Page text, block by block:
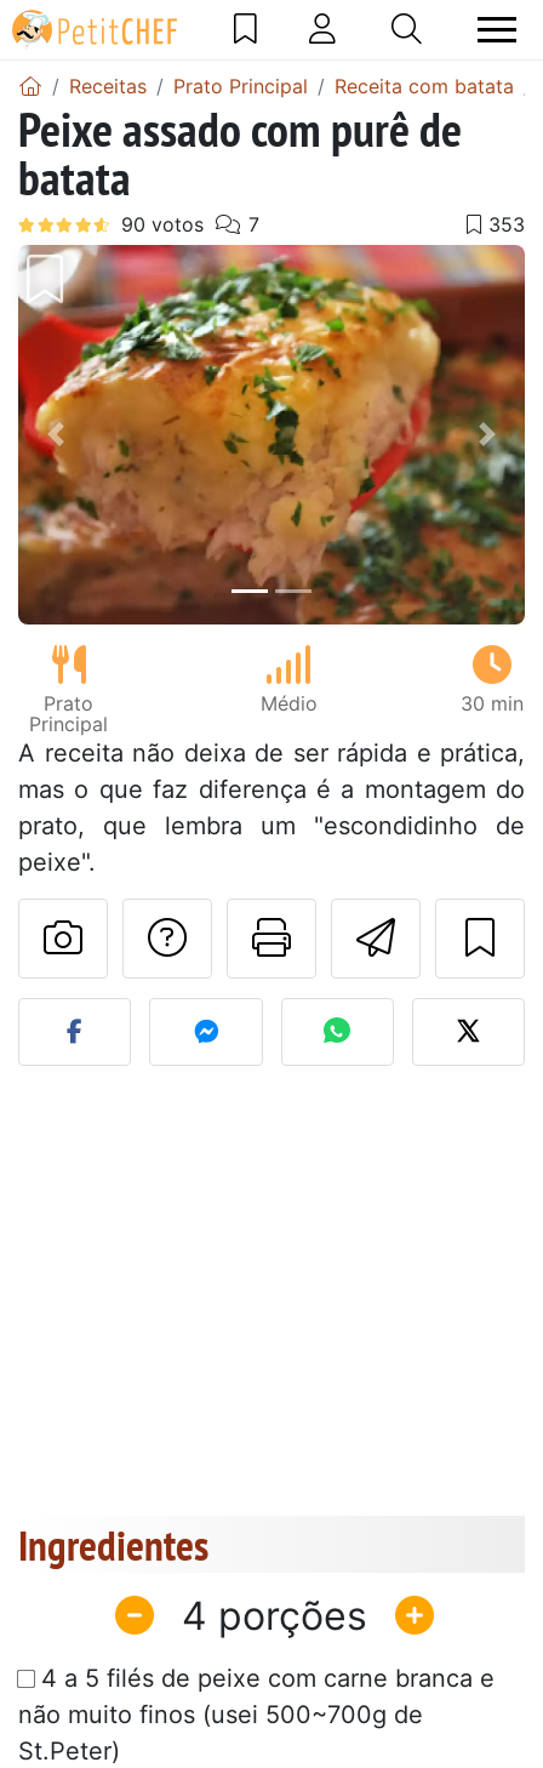
Receitas Prato Principal Receita com batata
Peixe assado com purê de
batata
Anterior Next
Prato
Principal
Médio 30 min
A receita não deixa de ser rápida e prática,
mas o que faz diferença é a montagem do
prato, que lembra um "escondidinho de
peixe".
Imprima
Falar com o autor
Fez esta receita?
Ingredientes
4
4 a 5 filés de peixe com carne branca e
não muito finos (usei 500~700g de
St.Peter)